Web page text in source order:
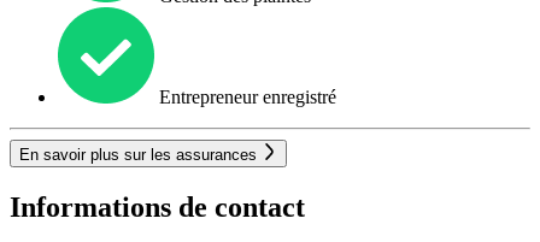
Entrepreneur enregistré
En savoir plus sur les assurances
Informations de contact